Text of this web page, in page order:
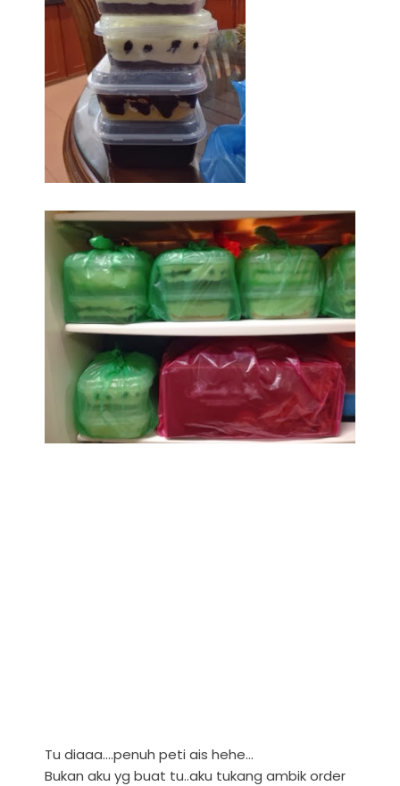
Tu diaaa....penuh peti ais hehe...
Bukan aku yg buat tu..aku tukang ambik order